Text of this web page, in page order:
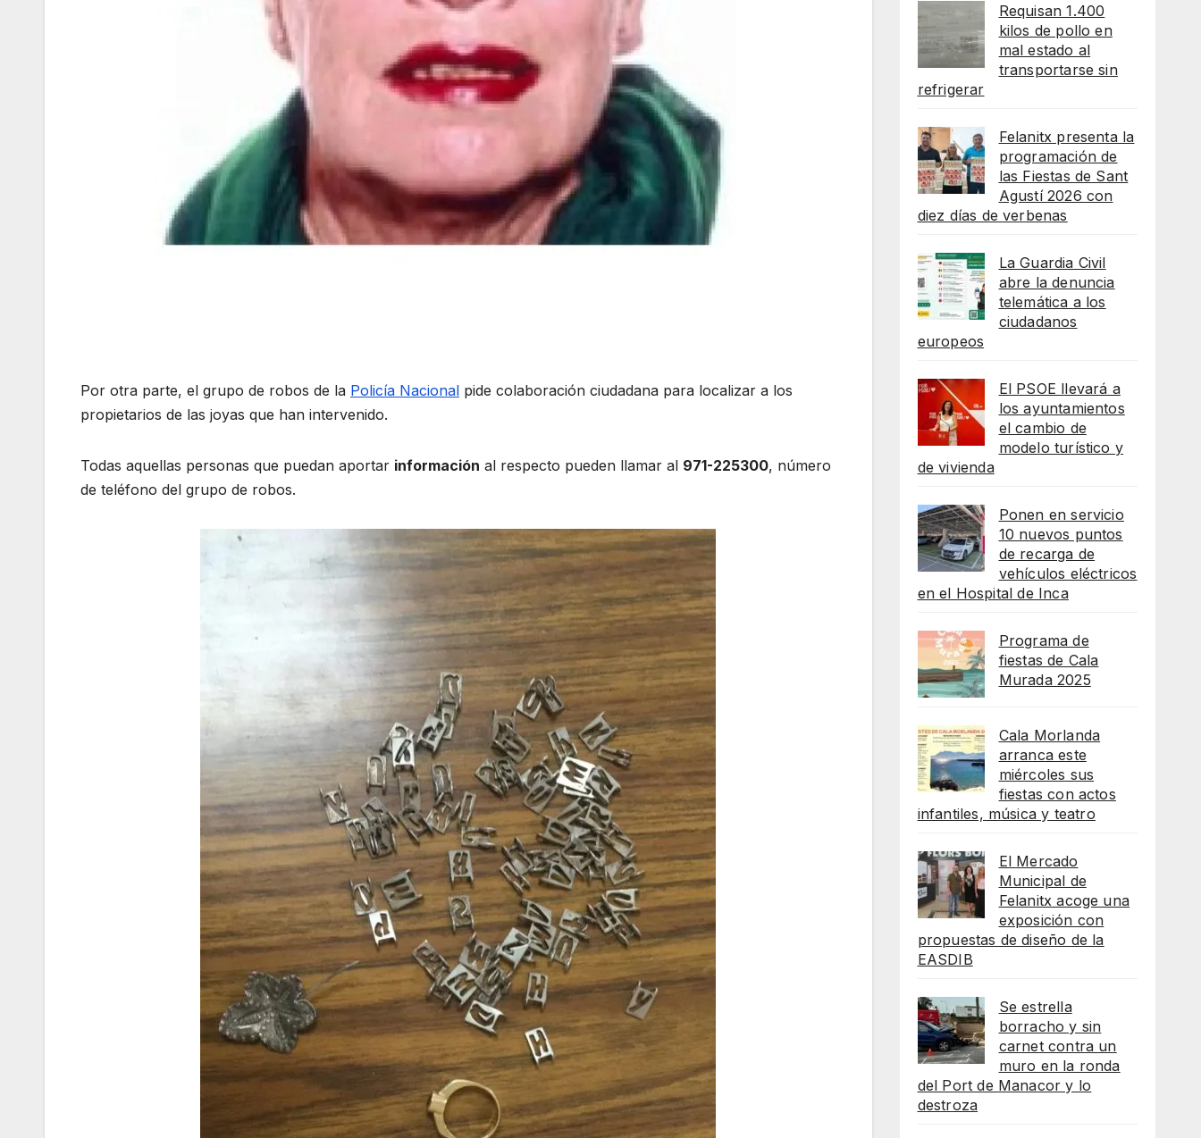
Por otra parte, el grupo de robos de la Policía Nacional pide colaboración ciudadana para localizar a los
propietarios de las joyas que han intervenido.
Todas aquellas personas que puedan aportar información al respecto pueden llamar al 971-225300, número
de teléfono del grupo de robos.
Requisan 1.400
kilos de pollo en
mal estado al
transportarse sin
refrigerar
Felanitx presenta la
programación de
las Fiestas de Sant
Agustí 2026 con
diez días de verbenas
La Guardia Civil
abre la denuncia
telemática a los
ciudadanos
europeos
El PSOE llevará a
los ayuntamientos
el cambio de
modelo turístico y
de vivienda
Ponen en servicio
10 nuevos puntos
de recarga de
vehículos eléctricos
en el Hospital de Inca
Programa de
fiestas de Cala
Murada 2025
Cala Morlanda
arranca este
miércoles sus
fiestas con actos
infantiles, música y teatro
El Mercado
Municipal de
Felanitx acoge una
exposición con
propuestas de diseño de la
EASDIB
Se estrella
borracho y sin
carnet contra un
muro en la ronda
del Port de Manacor y lo
destroza